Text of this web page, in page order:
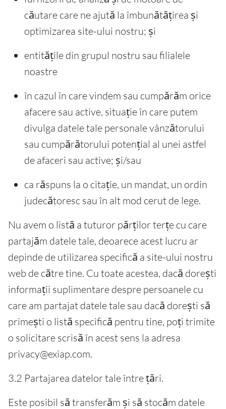
căutare care ne ajută la îmbunătățirea și
optimizarea site-ului nostru; și
entitățile din grupul nostru sau filialele
noastre
în cazul în care vindem sau cumpărăm orice
afacere sau active, situație în care putem
divulga datele tale personale vânzătorului
sau cumpărătorului potențial al unei astfel
de afaceri sau active; și/sau
ca răspuns la o citație, un mandat, un ordin
judecătoresc sau în alt mod cerut de lege.
Nu avem o listă a tuturor părților terțe cu care
partajăm datele tale, deoarece acest lucru ar
depinde de utilizarea specifică a site-ului nostru
web de către tine. Cu toate acestea, dacă dorești
informații suplimentare despre persoanele cu
care am partajat datele tale sau dacă dorești să
primești o listă specifică pentru tine, poți trimite
o solicitare scrisă în acest sens la adresa
privacy@exiap.com.
3.2 Partajarea datelor tale între țări.
Este posibil să transferăm și să stocăm datele